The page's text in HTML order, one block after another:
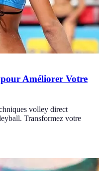
Améliorer Votre
volley direct
Transformez votre